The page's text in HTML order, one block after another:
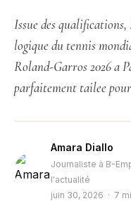
Issue des
logique du tennis
Roland-Garros 2026 a
parfaitement tailee
Amara Diallo
Journaliste à B-
l'actualité
juin 30, 2026 · 7